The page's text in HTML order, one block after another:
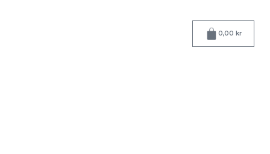
0,00 kr
Varukorg